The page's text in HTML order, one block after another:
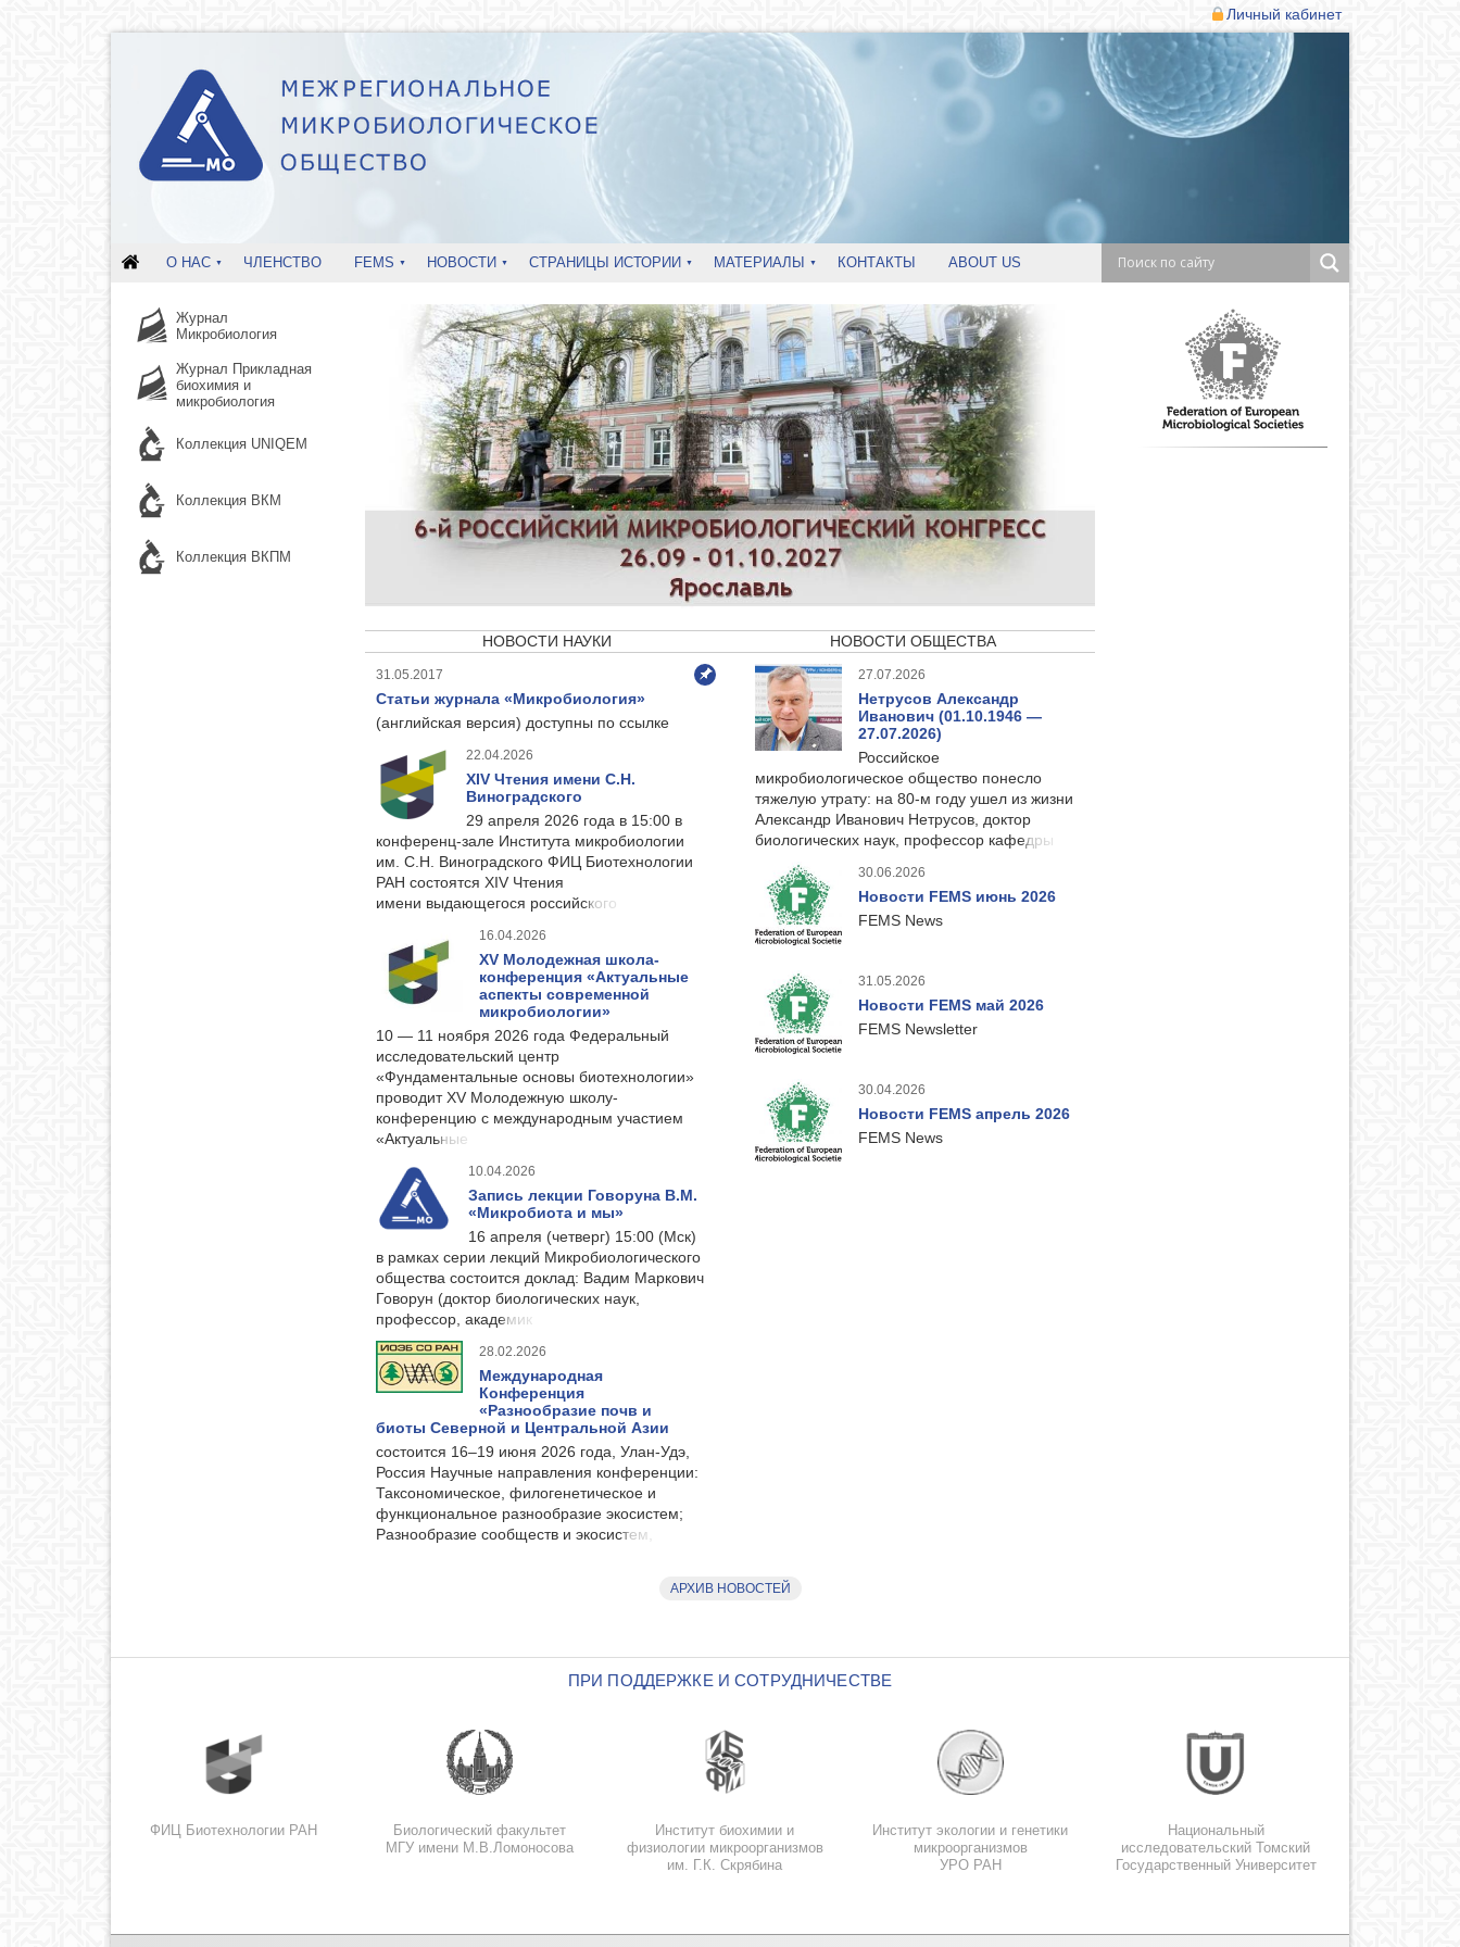
Личный кабинет
О НАС ЧЛЕНСТВО FEMS НОВОСТИ СТРАНИЦЫ ИСТОРИИ МАТЕРИАЛЫ КОНТАКТЫ ABOUT US
Журнал
Микробиология
Журнал Прикладная
биохимия и
микробиология
Коллекция UNIQEM
Коллекция ВКМ
Коллекция ВКПМ
НОВОСТИ НАУКИ НОВОСТИ ОБЩЕСТВА
31.05.2017
Статьи журнала «Микробиология»
(английская версия) доступны по ссылке
22.04.2026
ХIV Чтения имени С.Н.
Виноградского
29 апреля 2026 года в 15:00 в
конференц-зале Института микробиологии
им. С.Н. Виноградского ФИЦ Биотехнологии
РАН состоятся ХIV Чтения
имени выдающегося российского
16.04.2026
XV Молодежная школа-
конференция «Актуальные
аспекты современной
микробиологии»
10 — 11 ноября 2026 года Федеральный
исследовательский центр
«Фундаментальные основы биотехнологии»
проводит XV Молодежную школу-
конференцию с международным участием
«Актуальные
10.04.2026
Запись лекции Говоруна В.М.
«Микробиота и мы»
16 апреля (четверг) 15:00 (Мск)
в рамках серии лекций Микробиологического
общества состоится доклад: Вадим Маркович
Говорун (доктор биологических наук,
профессор, академик
28.02.2026
Международная
Конференция
«Разнообразие почв и
биоты Северной и Центральной Азии
состоится 16–19 июня 2026 года, Улан-Удэ,
Россия Научные направления конференции:
Таксономическое, филогенетическое и
функциональное разнообразие экосистем;
Разнообразие сообществ и экосистем,
27.07.2026
Нетрусов Александр
Иванович (01.10.1946 —
27.07.2026)
Российское
микробиологическое общество понесло
тяжелую утрату: на 80-м году ушел из жизни
Александр Иванович Нетрусов, доктор
биологических наук, профессор кафедры
30.06.2026
Новости FEMS июнь 2026
FEMS News
31.05.2026
Новости FEMS май 2026
FEMS Newsletter
30.04.2026
Новости FEMS апрель 2026
FEMS News
АРХИВ НОВОСТЕЙ
ПРИ ПОДДЕРЖКЕ И СОТРУДНИЧЕСТВЕ
ФИЦ Биотехнологии РАН
Биологический факультет
МГУ имени М.В.Ломоносова
Институт биохимии и
физиологии микроорганизмов
им. Г.К. Скрябина
Институт экологии и генетики
микроорганизмов
УРО РАН
Национальный
исследовательский Томский
Государственный Университет